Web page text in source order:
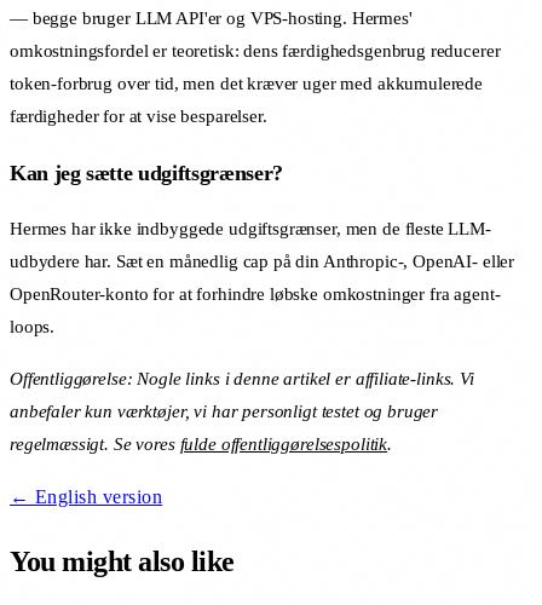
— begge bruger LLM API'er og VPS-hosting. Hermes'
omkostningsfordel er teoretisk: dens færdighedsgenbrug reducerer
token-forbrug over tid, men det kræver uger med akkumulerede
færdigheder for at vise besparelser.
Kan jeg sætte udgiftsgrænser?
Hermes har ikke indbyggede udgiftsgrænser, men de fleste LLM-
udbydere har. Sæt en månedlig cap på din Anthropic-, OpenAI- eller
OpenRouter-konto for at forhindre løbske omkostninger fra agent-
loops.
Offentliggørelse: Nogle links i denne artikel er affiliate-links. Vi
anbefaler kun værktøjer, vi har personligt testet og bruger
regelmæssigt. Se vores fulde offentliggørelsespolitik.
← English version
You might also like